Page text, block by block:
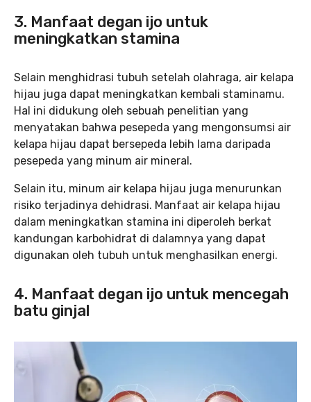
3. Manfaat degan ijo untuk
meningkatkan stamina
Selain menghidrasi tubuh setelah olahraga, air kelapa
hijau juga dapat meningkatkan kembali staminamu.
Hal ini didukung oleh sebuah penelitian yang
menyatakan bahwa pesepeda yang mengonsumsi air
kelapa hijau dapat bersepeda lebih lama daripada
pesepeda yang minum air mineral.
Selain itu, minum air kelapa hijau juga menurunkan
risiko terjadinya dehidrasi. Manfaat air kelapa hijau
dalam meningkatkan stamina ini diperoleh berkat
kandungan karbohidrat di dalamnya yang dapat
digunakan oleh tubuh untuk menghasilkan energi.
4. Manfaat degan ijo untuk mencegah
batu ginjal